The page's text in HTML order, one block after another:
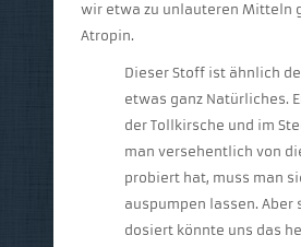
wir etwa zu unlauteren Mitteln
Atropin.
Dieser Stoff ist ähnlich
etwas ganz Natürliches.
der Tollkirsche und im
man versehentlich von
probiert hat, muss man
auspumpen lassen. Aber
dosiert könnte uns das